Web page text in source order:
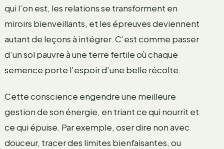
qui l’on est, les relations se transforment en
miroirs bienveillants, et les épreuves deviennent
autant de leçons à intégrer. C’est comme passer
d’un sol pauvre à une terre fertile où chaque
semence porte l’espoir d’une belle récolte.
Cette conscience engendre une meilleure
gestion de son énergie, en triant ce qui nourrit et
ce qui épuise. Par exemple, oser dire non avec
douceur, tracer des limites bienfaisantes, ou